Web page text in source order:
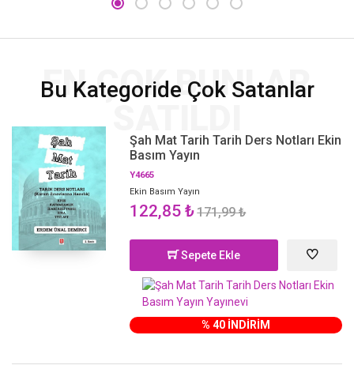
Bu Kategoride Çok Satanlar
EN ÇOK BUNLAR
Şah Mat Tarih Tarih Ders Notları Ekin
Basım Yayın
Y4665
Ekin Basım Yayın
122,85 ₺171,99 ₺
Sepete Ekle
% 40 İNDİRİM